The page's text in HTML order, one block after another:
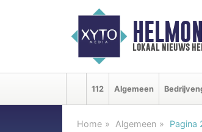
lokaal nieuws
112 Algemeen
Home Algemeen Pagina